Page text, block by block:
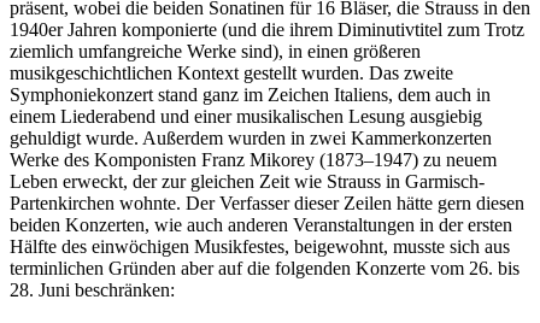
präsent, wobei die beiden Sonatinen für 16 Bläser, die Strauss in den
1940er Jahren komponierte (und die ihrem Diminutivtitel zum Trotz
ziemlich umfangreiche Werke sind), in einen größeren
musikgeschichtlichen Kontext gestellt wurden. Das zweite
Symphoniekonzert stand ganz im Zeichen Italiens, dem auch in
einem Liederabend und einer musikalischen Lesung ausgiebig
gehuldigt wurde. Außerdem wurden in zwei Kammerkonzerten
Werke des Komponisten Franz Mikorey (1873–1947) zu neuem
Leben erweckt, der zur gleichen Zeit wie Strauss in Garmisch-
Partenkirchen wohnte. Der Verfasser dieser Zeilen hätte gern diesen
beiden Konzerten, wie auch anderen Veranstaltungen in der ersten
Hälfte des einwöchigen Musikfestes, beigewohnt, musste sich aus
terminlichen Gründen aber auf die folgenden Konzerte vom 26. bis
28. Juni beschränken: